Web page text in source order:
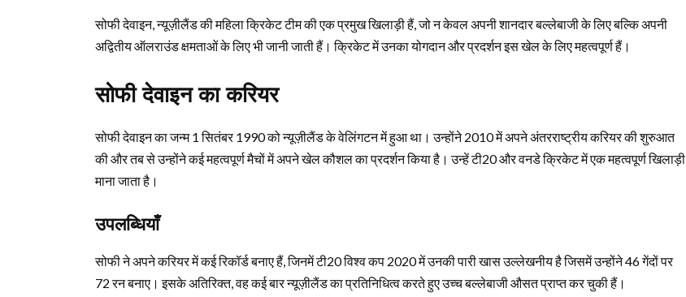
सोफी देवाइन, न्यूज़ीलैंड की महिला क्रिकेट टीम की एक प्रमुख खिलाड़ी हैं, जो न केवल अपनी शानदार बल्लेबाजी के लिए बल्कि अपनी
अद्वितीय ऑलराउंड क्षमताओं के लिए भी जानी जाती हैं। क्रिकेट में उनका योगदान और प्रदर्शन इस खेल के लिए महत्वपूर्ण हैं।
सोफी देवाइन का करियर
सोफी देवाइन का जन्म 1 सितंबर 1990 को न्यूज़ीलैंड के वेलिंगटन में हुआ था। उन्होंने 2010 में अपने अंतरराष्ट्रीय करियर की शुरुआत
की और तब से उन्होंने कई महत्वपूर्ण मैचों में अपने खेल कौशल का प्रदर्शन किया है। उन्हें टी20 और वनडे क्रिकेट में एक महत्वपूर्ण खिलाड़ी
माना जाता है।
उपलब्धियाँ
सोफी ने अपने करियर में कई रिकॉर्ड बनाए हैं, जिनमें टी20 विश्व कप 2020 में उनकी पारी खास उल्लेखनीय है जिसमें उन्होंने 46 गेंदों पर
72 रन बनाए। इसके अतिरिक्त, वह कई बार न्यूज़ीलैंड का प्रतिनिधित्व करते हुए उच्च बल्लेबाजी औसत प्राप्त कर चुकी हैं।